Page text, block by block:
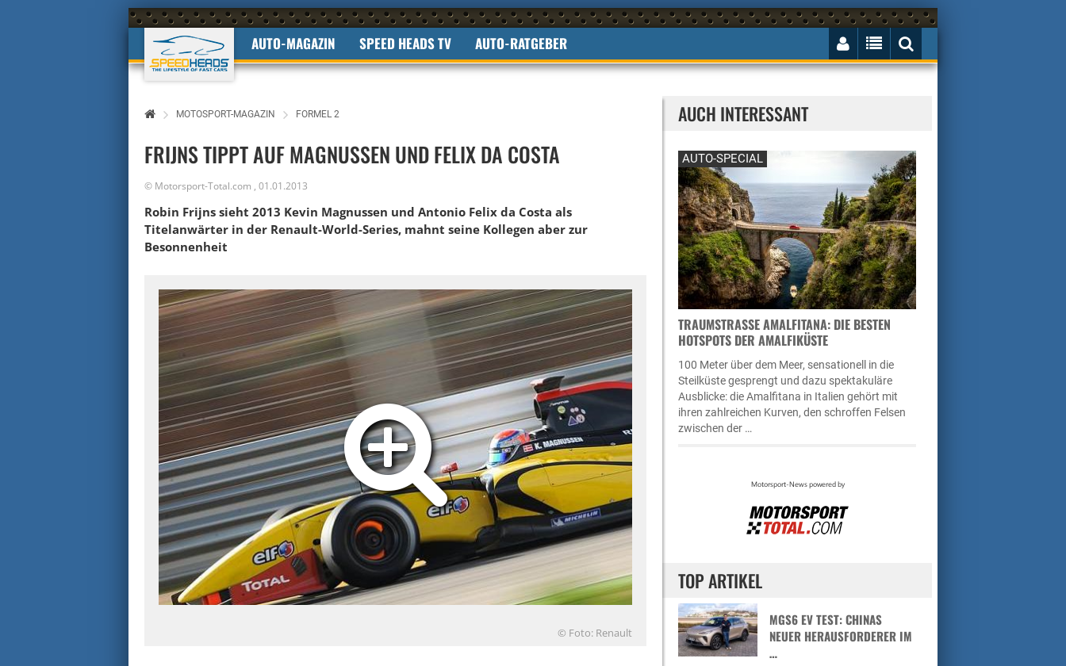
AUTO-MAGAZIN SPEED HEADS TV AUTO-RATGEBER
MOTOSPORT-MAGAZIN FORMEL 2
FRIJNS TIPPT AUF MAGNUSSEN UND FELIX DA COSTA
© Motorsport-Total.com , 01.01.2013
Robin Frijns sieht 2013 Kevin Magnussen und Antonio Felix da Costa als
Titelanwärter in der Renault-World-Series, mahnt seine Kollegen aber zur
Besonnenheit
© Foto: Renault
AUCH INTERESSANT
AUTO-SPECIAL
TRAUMSTRASSE AMALFITANA: DIE BESTEN H
OTSPOTS DER AMALFIKÜSTE
100 Meter über dem Meer, sensationell in die
Steilküste gesprengt und dazu spektakuläre
Ausblicke: die Amalfitana in Italien gehört mit
ihren zahlreichen Kurven, den schroffen Felsen
zwischen der …
TOP ARTIKEL
MGS6 EV TEST: CHINAS
NEUER HERAUSFORDERER IM
…